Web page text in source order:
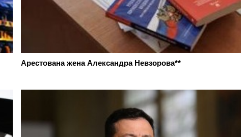
Арестована жена Александра Невзорова**